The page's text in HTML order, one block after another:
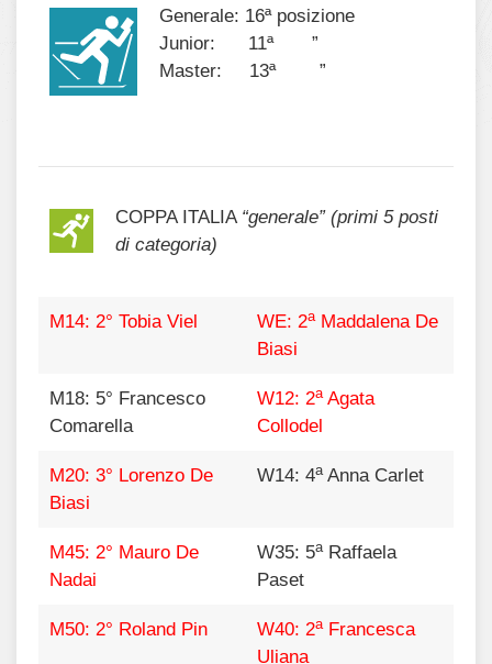
Generale: 16ª posizione
Junior: 11ª ”
Master: 13ª ”
COPPA ITALIA “generale” (primi 5 posti
di categoria)
M14: 2° Tobia Viel WE: 2aMaddalena De
Biasi
M18: 5° Francesco
Comarella
W12: 2aAgata
Collodel
M20: 3° Lorenzo De
Biasi
W14: 4aAnna Carlet
M45: 2° Mauro De
Nadai
W35: 5aRaffaela
Paset
M50: 2° Roland Pin W40: 2aFrancesca
Uliana